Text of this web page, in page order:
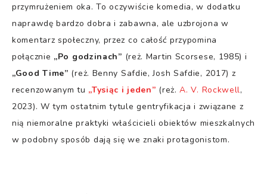
przymrużeniem oka. To oczywiście komedia, w dodatku
naprawdę bardzo dobra i zabawna, ale uzbrojona w
komentarz społeczny, przez co całość przypomina
połącznie „Po godzinach” (reż. Martin Scorsese, 1985) i
„Good Time” (reż. Benny Safdie, Josh Safdie, 2017) z
recenzowanym tu „Tysiąc i jeden” (reż.A. V. Rockwell,
2023). W tym ostatnim tytule gentryfikacja i związane z
nią niemoralne praktyki właścicieli obiektów mieszkalnych
w podobny sposób dają się we znaki protagonistom.